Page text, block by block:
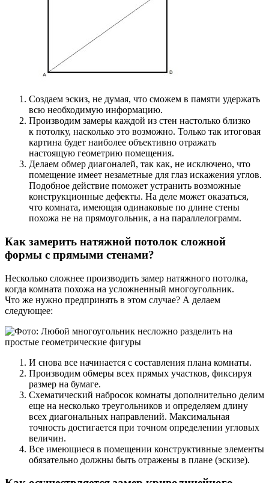
Создаем эскиз, не думая, что сможем в памяти удержать
всю необходимую информацию.
Производим замеры каждой из стен настолько близко
к потолку, насколько это возможно. Только так итоговая
картина будет наиболее объективно отражать
настоящую геометрию помещения.
Делаем обмер диагоналей, так как, не исключено, что
помещение имеет незаметные для глаз искажения углов.
Подобное действие поможет устранить возможные
конструкционные дефекты. На деле может оказаться,
что комната, имеющая одинаковые по длине стены
похожа не на прямоугольник, а на параллелограмм.
Как замерить натяжной потолок сложной
формы с прямыми стенами?
Несколько сложнее производить замер натяжного потолка,
когда комната похожа на усложненный многоугольник.
Что же нужно предпринять в этом случае? А делаем
следующее:
И снова все начинается с составления плана комнаты.
Производим обмеры всех прямых участков, фиксируя
размер на бумаге.
Схематический набросок комнаты дополнительно делим
еще на несколько треугольников и определяем длину
всех диагональных направлений. Максимальная
точность достигается при точном определении угловых
величин.
Все имеющиеся в помещении конструктивные элементы
обязательно должны быть отражены в плане (эскизе).